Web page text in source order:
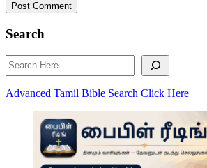
Post Comment
Search
Search
Advanced Tamil Bible Search Click Here